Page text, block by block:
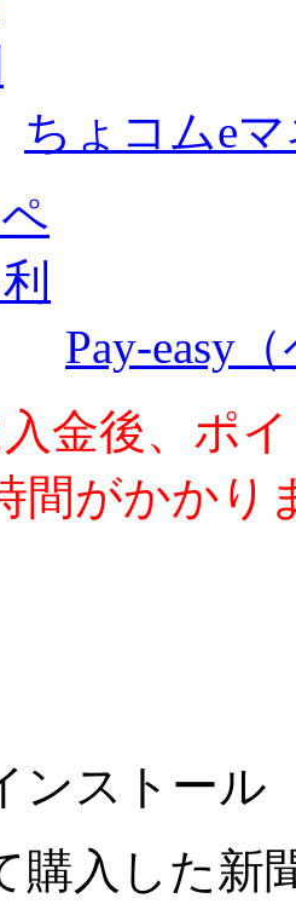
ちょコムe
Pay-easy
金後、ポ
間がかかり
ンストール
購入した新